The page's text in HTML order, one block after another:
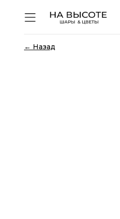
← Назад